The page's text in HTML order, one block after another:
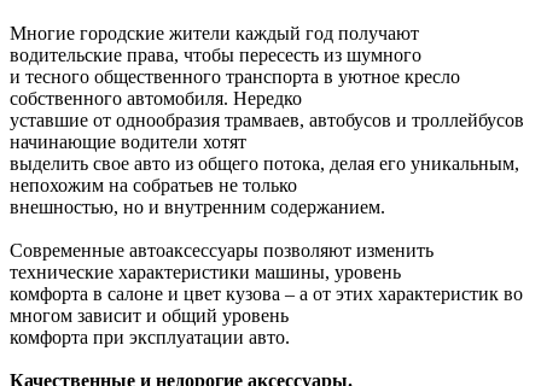
Многие городские жители каждый год получают
водительские права, чтобы пересесть из шумного
и тесного общественного транспорта в уютное кресло
собственного автомобиля. Нередко
уставшие от однообразия трамваев, автобусов и троллейбусов
начинающие водители хотят
выделить свое авто из общего потока, делая его уникальным,
непохожим на собратьев не только
внешностью, но и внутренним содержанием.
Современные автоаксессуары позволяют изменить
технические характеристики машины, уровень
комфорта в салоне и цвет кузова – а от этих характеристик во
многом зависит и общий уровень
комфорта при эксплуатации авто.
Качественные и недорогие аксессуары.